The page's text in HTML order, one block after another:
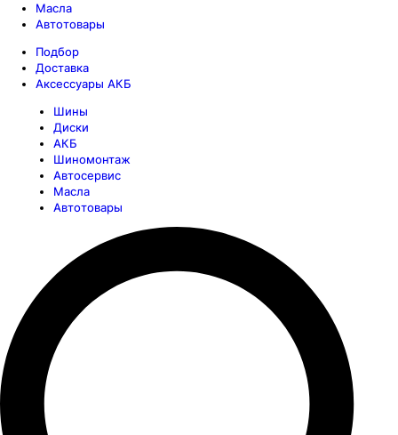
Масла
Автотовары
Подбор
Доставка
Аксессуары АКБ
Шины
Диски
АКБ
Шиномонтаж
Автосервис
Масла
Автотовары